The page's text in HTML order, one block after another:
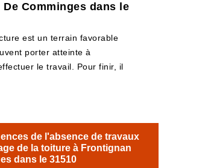
Comminges dans le
est un terrain favorable
porter atteinte à
le travail. Pour finir, il
de l'absence de travaux
de la toiture à Frontignan
dans le 31510